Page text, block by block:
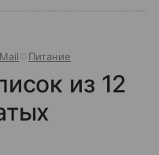
Питание
из 12